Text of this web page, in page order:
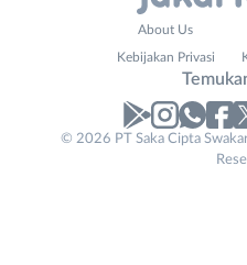
No. Telp /
About Us
Kebijakan Privasi
© 2026 PT Saka Cipta